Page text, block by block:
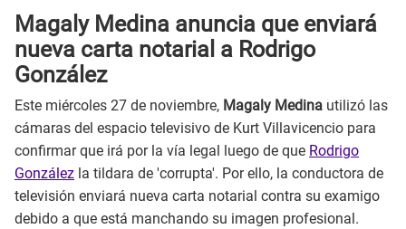
Magaly Medina anuncia que enviará
nueva carta notarial a Rodrigo
González
Este miércoles 27 de noviembre, Magaly Medina utilizó las
cámaras del espacio televisivo de Kurt Villavicencio para
confirmar que irá por la vía legal luego de que Rodrigo
González la tildara de 'corrupta'. Por ello, la conductora de
televisión enviará nueva carta notarial contra su examigo
debido a que está manchando su imagen profesional.